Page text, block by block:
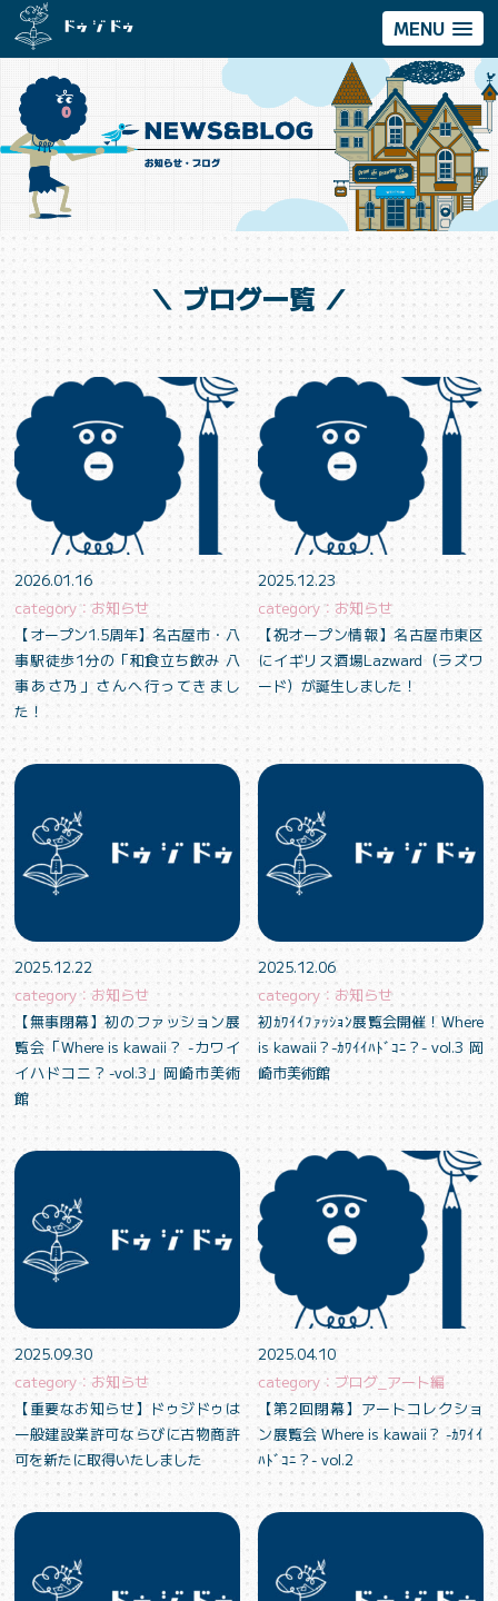
MENU
＼ ブログ一覧 ／
2026.01.16
category：お知らせ
【オープン1.5周年】名古屋市・八
事駅徒歩1分の「和食立ち飲み 八
事あさ乃」さんへ行ってきまし
た！
2025.12.23
category：お知らせ
【祝オープン情報】名古屋市東区
にイギリス酒場Lazward（ラズワ
ード）が誕生しました！
2025.12.22
category：お知らせ
【無事閉幕】初のファッション展
覧会「Where is kawaii？ -カワイ
イハドコニ？-vol.3」岡崎市美術
館
2025.12.06
category：お知らせ
初ｶﾜｲｲﾌｧｯｼｮﾝ展覧会開催！Where
is kawaii？-ｶﾜｲｲﾊﾄﾞｺﾆ？- vol.3 岡
崎市美術館
2025.09.30
category：お知らせ
【重要なお知らせ】ドゥジドゥは
一般建設業許可ならびに古物商許
可を新たに取得いたしました
2025.04.10
category：ブログ_アート編
【第2回閉幕】アートコレクショ
ン展覧会 Where is kawaii？ -ｶﾜｲｲ
ﾊﾄﾞｺﾆ？- vol.2